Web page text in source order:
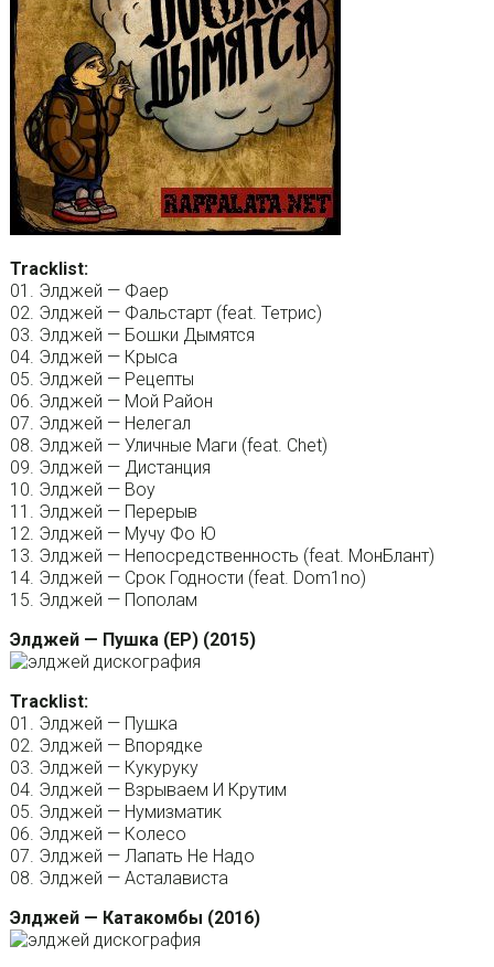
Tracklist:
01. Элджей — Фаер
02. Элджей — Фальстарт (feat. Тетрис)
03. Элджей — Бошки Дымятся
04. Элджей — Крыса
05. Элджей — Рецепты
06. Элджей — Мой Район
07. Элджей — Нелегал
08. Элджей — Уличные Маги (feat. Chet)
09. Элджей — Дистанция
10. Элджей — Воу
11. Элджей — Перерыв
12. Элджей — Мучу Фо Ю
13. Элджей — Непосредственность (feat. МонБлант)
14. Элджей — Срок Годности (feat. Dom1no)
15. Элджей — Пополам
Элджей — Пушка (EP) (2015)
Tracklist:
01. Элджей — Пушка
02. Элджей — Впорядке
03. Элджей — Кукуруку
04. Элджей — Взрываем И Крутим
05. Элджей — Нумизматик
06. Элджей — Колесо
07. Элджей — Лапать Не Надо
08. Элджей — Асталависта
Элджей — Катакомбы (2016)